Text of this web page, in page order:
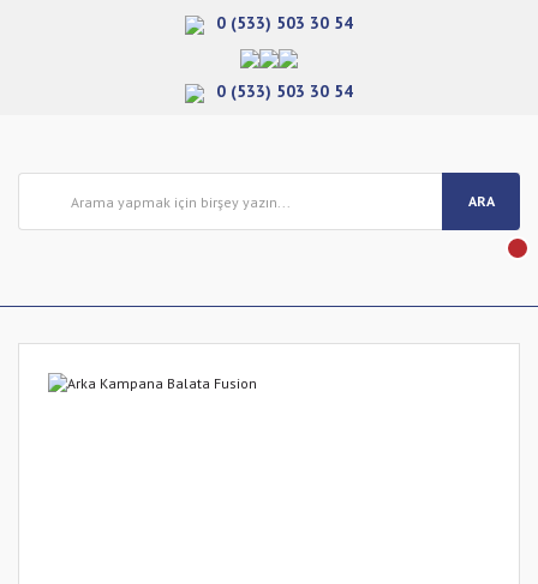
0 (533) 503 30 54
0 (533) 503 30 54
ARA